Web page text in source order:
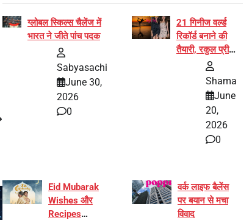
ग्लोबल स्किल्स चैलेंज में
भारत ने जीते पांच पदक
Sabyasachi
June 30,
2026
0
21 गिनीज वर्ल्ड
रिकॉर्ड बनाने की
तैयारी, रकुल प्रीत
जायसवाल बनीं योग
अभियान का हिस्सा
Shama
June
20,
2026
0
Eid Mubarak
Wishes और
Recipes
वर्क लाइफ बैलेंस
पर बयान से मचा
विवाद